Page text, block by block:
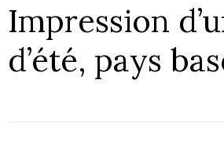
Impression
d’été, pays